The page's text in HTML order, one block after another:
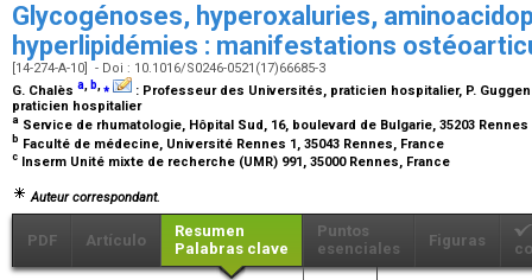
Glycogénoses, hyperoxaluries,
hyperlipidémies : manifestations
[14-274-A-10] - Doi : 10.1016/S0246-0521(17)66685-3
G. Chalès a, b,⁎ : Professeur des Universités, praticien hospitalier, P.
praticien hospitalier
a Service de rhumatologie, Hôpital Sud, 16, boulevard de Bulgarie, 35203
b Faculté de médecine, Université Rennes 1, 35043 Rennes, France
c Inserm Unité mixte de recherche (UMR) 991, 35000 Rennes, France
Auteur correspondant.
PDF Artículo
Resumen
Palabras clave
Puntos
esenciales
Figuras